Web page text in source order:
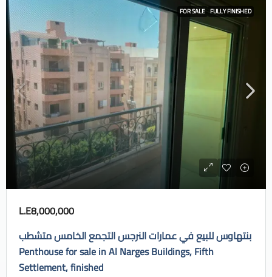
FOR SALE FULLY FINISHED
L.E8,000,000
بنتهاوس للبيع في عمارات النرجس التجمع الخامس متشطب
Penthouse for sale in Al Narges Buildings, Fifth
Settlement, finished